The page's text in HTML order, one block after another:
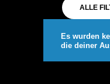
Es wurden
die deiner
ALLE